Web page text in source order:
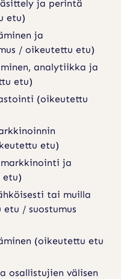
ja perintä
etu)
ja
/ oikeutettu etu)
analytiikka ja
etu)
(oikeutettu
etu)
ja
etu)
tai muilla
/ suostumus
(oikeutettu etu
osallistujien välisen